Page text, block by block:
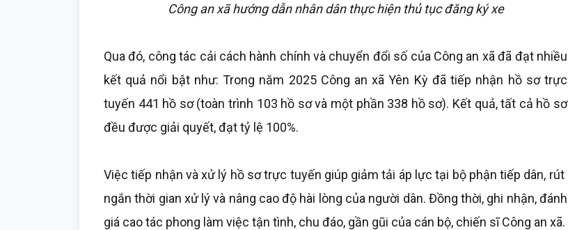
Công an xã hướng dẫn nhân dân thực hiện thủ tục đăng ký xe
Qua đó, công tác cải cách hành chính và chuyển đổi số của Công an xã đã đạt nhiều
kết quả nổi bật như: Trong năm 2025 Công an xã Yên Kỳ đã tiếp nhận hồ sơ trực
tuyến 441 hồ sơ (toàn trình 103 hồ sơ và một phần 338 hồ sơ). Kết quả, tất cả hồ sơ
đều được giải quyết, đạt tỷ lệ 100%.
Việc tiếp nhận và xử lý hồ sơ trực tuyến giúp giảm tải áp lực tại bộ phận tiếp dân, rút ​​
ngắn thời gian xử lý và nâng cao độ hài lòng của người dân. Đồng thời, ghi nhận, đánh
giá cao tác phong làm việc tận tình, chu đáo, gần gũi của cán bộ, chiến sĩ Công an xã.